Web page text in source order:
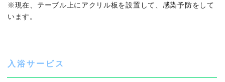
※現在、テーブル上にアクリル板を設置して、感染予防をして
います。
入浴サービス